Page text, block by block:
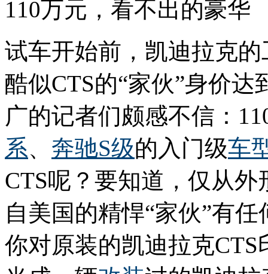
110万元，看不出的豪华
试车开始前，凯迪拉克
酷似CTS的“家伙”身价
广的记者们颇感不信：
系、 奔驰S级的入门级车
CTS呢？要知道，仅从
自美国的精悍“家伙”有
你对原装的凯迪拉克